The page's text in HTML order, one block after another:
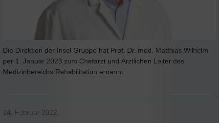
Die Direktion der Insel Gruppe hat Prof. Dr. med. Matthias Wilhelm
per 1. Januar 2023 zum Chefarzt und Ärztlichen Leiter des
Medizinbereichs Rehabilitation ernannt.
24. Februar 2022